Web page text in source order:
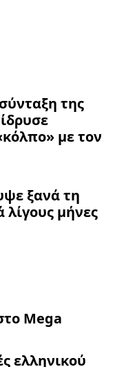
της
με τον
ξανά τη
μήνες
Mega
ελληνικού